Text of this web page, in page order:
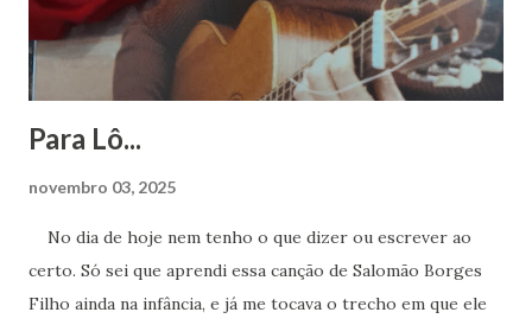
á
r
i
Para Lô...
novembro 03, 2025
No dia de hoje nem tenho o que dizer ou escrever ao
certo. Só sei que aprendi essa canção de Salomão Borges
Filho ainda na infância, e já me tocava o trecho em que ele